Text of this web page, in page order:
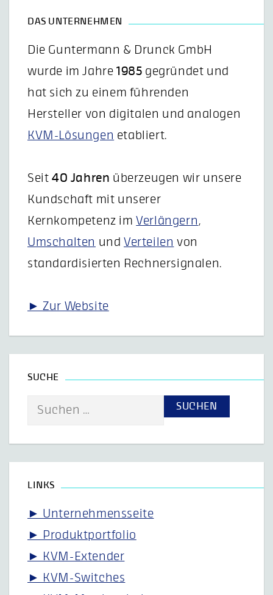
DAS UNTERNEHMEN
Die Guntermann & Drunck GmbH
wurde im Jahre 1985 gegründet und
hat sich zu einem führenden
Hersteller von digitalen und analogen
KVM-Lösungen etabliert.
Seit 40 Jahren überzeugen wir unsere
Kundschaft mit unserer
Kernkompetenz imVerlängern ,
Umschalten und Verteilen von
standardisierten Rechnersignalen.
► Zur Website
SUCHE
Suche
LINKS
► Unternehmensseite
► Produktportfolio
► KVM-Extender
► KVM-Switches